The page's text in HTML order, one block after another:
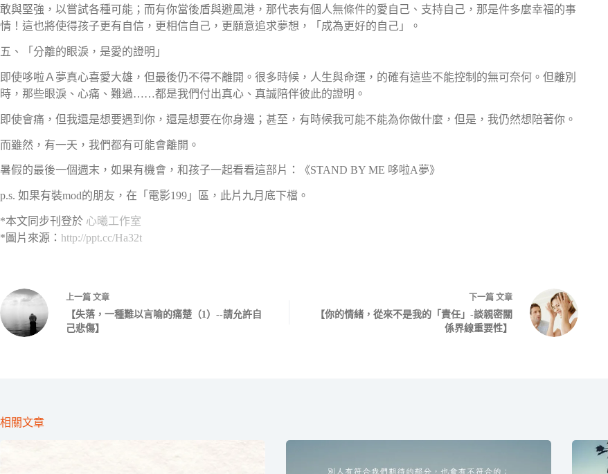
敢與堅強，以嘗試各種可能；而有你當後盾與避風港，那代表有個人無條件的愛自己、支持自己，那是件多麼幸福的事
情！這也將使得孩子更有自信，更相信自己，更願意追求夢想，「成為更好的自己」。
五、「分離的眼淚，是愛的證明」
即使哆啦Ａ夢真心喜愛大雄，但最後仍不得不離開。很多時候，人生與命運，的確有這些不能控制的無可奈何。但離別
時，那些眼淚、心痛、難過……都是我們付出真心、真誠陪伴彼此的證明。
即使會痛，但我還是想要遇到你，還是想要在你身邊；甚至，有時候我可能不能為你做什麼，但是，我仍然想陪著你。
而雖然，有一天，我們都有可能會離開。
暑假的最後一個週末，如果有機會，和孩子一起看看這部片：《STAND BY ME 哆啦A夢》
p.s. 如果有裝mod的朋友，在「電影199」區，此片九月底下檔。
*本文同步刊登於 心曦工作室
*圖片來源： http://ppt.cc/Ha32t
上一篇 文章
【失落，一種難以言喻的痛楚（1）--請允許自
己悲傷】
下一篇 文章
【你的情緒，從來不是我的「責任」-談親密關
係界線重要性】
相關文章